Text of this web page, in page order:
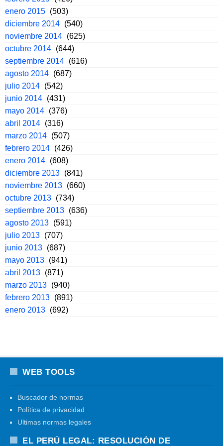
enero 2015 (503)
diciembre 2014 (540)
noviembre 2014 (625)
octubre 2014 (644)
septiembre 2014 (616)
agosto 2014 (687)
julio 2014 (542)
junio 2014 (431)
mayo 2014 (376)
abril 2014 (316)
marzo 2014 (507)
febrero 2014 (426)
enero 2014 (608)
diciembre 2013 (841)
noviembre 2013 (660)
octubre 2013 (734)
septiembre 2013 (636)
agosto 2013 (591)
julio 2013 (707)
junio 2013 (687)
mayo 2013 (941)
abril 2013 (871)
marzo 2013 (940)
febrero 2013 (891)
enero 2013 (692)
WEB TOOLS
Buscador de normas
Política de privacidad
Ultimas normas legales
EL PERÚ LEGAL: RESOLUCIÓN DE